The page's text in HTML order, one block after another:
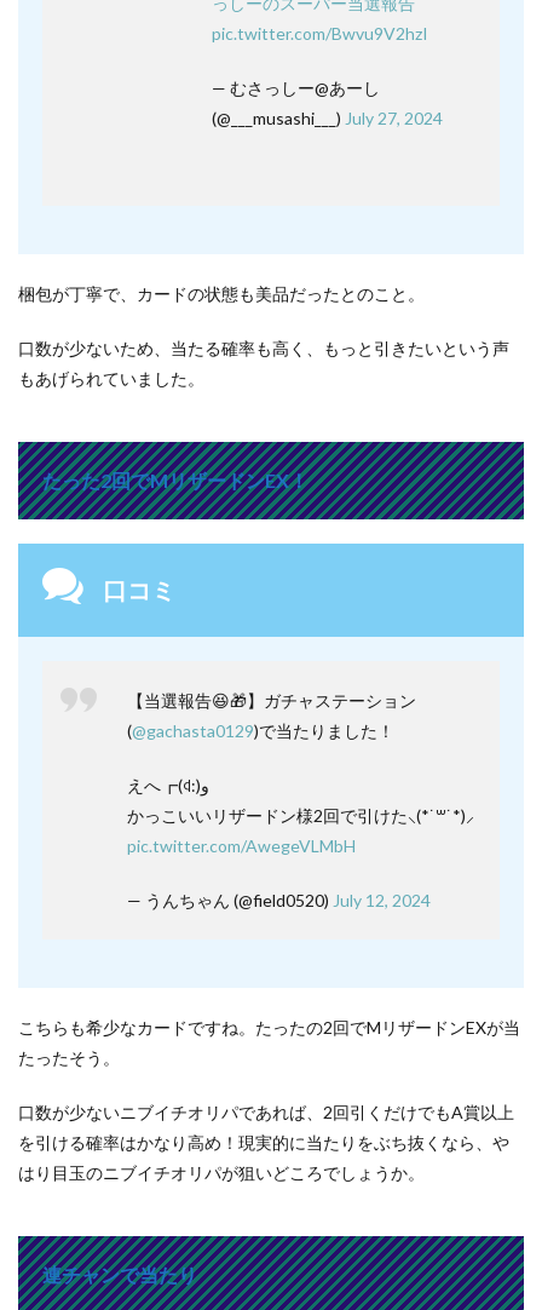
pic.twitter.com/Bwvu9V2hzI
— むさっしー@あーし
(@___musashi___) July 27, 2024
梱包が丁寧で、カードの状態も美品だったとのこと。
口数が少ないため、当たる確率も高く、もっと引きたいという声
もあげられていました。
たった2回でMリザードンEX！
口コミ
【当選報告😆🎁】ガチャステーション
(@gachasta0129)で当たりました！
えへ┏(ꒉ:)و
かっこいいリザードン様2回で引けた⸜(*˙꒳˙*)⸝
pic.twitter.com/AwegeVLMbH
— うんちゃん (@field0520) July 12, 2024
こちらも希少なカードですね。たったの2回でMリザードンEXが当
たったそう。
口数が少ないニブイチオリパであれば、2回引くだけでもA賞以上
を引ける確率はかなり高め！現実的に当たりをぶち抜くなら、や
はり目玉のニブイチオリパが狙いどころでしょうか。
連チャンで当たり